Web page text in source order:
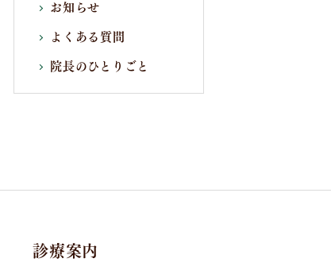
お知らせ
よくある質問
院長のひとりごと
診療案内